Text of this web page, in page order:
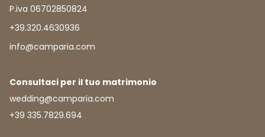
P.iva 06702850824
+39.320.4630936
info@camparia.com
Consultaci per il tuo matrimonio
wedding@camparia.com
+39 335.7829.694